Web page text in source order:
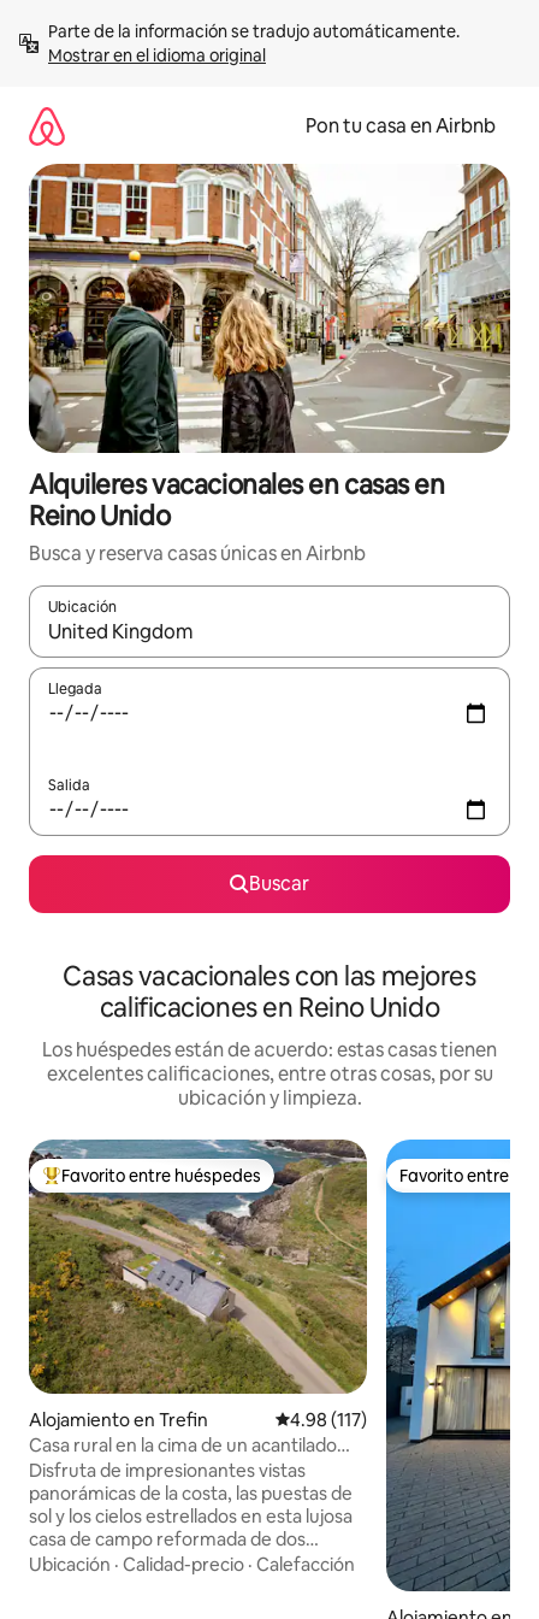
contenidoMostrar en el idioma original
Pon tu casa en Airbnb
Alquileres vacacionales en casas en
Reino Unido
Busca y reserva casas únicas en Airbnb
Ubicación
Cuando los resultados estén disponibles, navega con las
Llegada
Salida
Buscar
Casas vacacionales con las mejores
calificaciones en Reino Unido
Los huéspedes están de acuerdo: estas casas tienen
excelentes calificaciones, entre otras cosas, por su
ubicación y limpieza.
Favorito entre huéspedes preferido
Favorito entre huéspedes
Alojamiento en Trefin Calificación promedio: 4.98 de
4.98 (117)
Casa rural en la cima de un acantilado
con vistas panorámicas
Disfruta de impresionantes vistas
panorámicas de la costa, las puestas de
sol y los cielos estrellados en esta lujosa
casa de campo reformada de dos
dormitorios. Con una ubicación
Ubicación · Calidad-precio · Calefacción
Favorito entre
Favorito entre